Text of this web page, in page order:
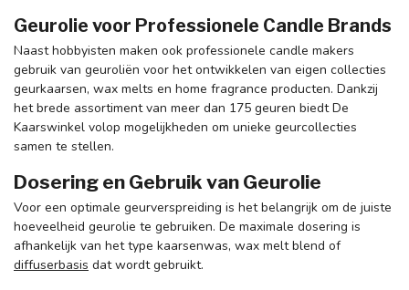
Geurolie voor Professionele Candle Brands
Naast hobbyisten maken ook professionele candle makers
gebruik van geuroliën voor het ontwikkelen van eigen collecties
geurkaarsen, wax melts en home fragrance producten. Dankzij
het brede assortiment van meer dan 175 geuren biedt De
Kaarswinkel volop mogelijkheden om unieke geurcollecties
samen te stellen.
Dosering en Gebruik van Geurolie
Voor een optimale geurverspreiding is het belangrijk om de juiste
hoeveelheid geurolie te gebruiken. De maximale dosering is
afhankelijk van het type kaarsenwas, wax melt blend of
diffuserbasis dat wordt gebruikt.